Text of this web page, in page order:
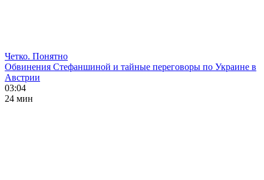
Четко. Понятно
Обвинения Стефаншиной и тайные переговоры по Украине в
Австрии
03:04
24 мин